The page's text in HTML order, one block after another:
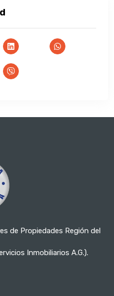
de Propiedades Región del
Inmobiliarios A.G.).